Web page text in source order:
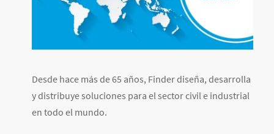
Desde hace más de 65 años, Finder diseña, desarrolla
y distribuye soluciones para el sector civil e industrial
en todo el mundo.